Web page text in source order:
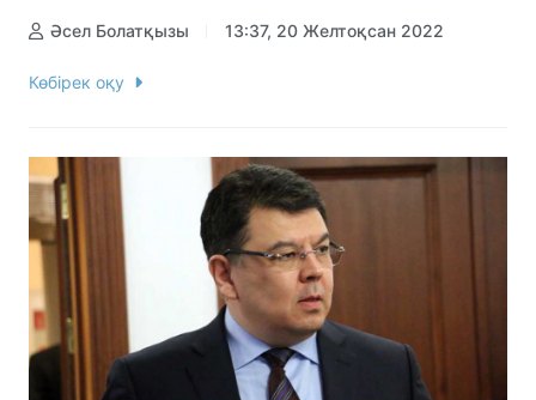
Әсел Болатқызы 13:37, 20 Желтоқсан 2022
Көбірек оқу